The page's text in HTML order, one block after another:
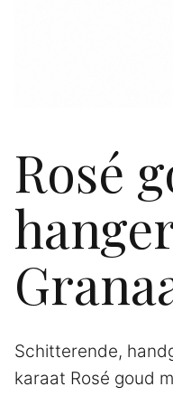
Rosé
Schitterende,
karaat Rosé goud